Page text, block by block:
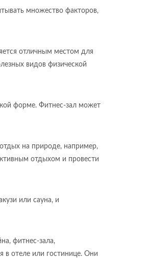
множество факторов,
отличным местом для
видов физической
форме. Фитнес-зал может
на природе, например,
отдыхом и провести
или сауна, и
фитнес-зала,
в отеле или гостинице. Они